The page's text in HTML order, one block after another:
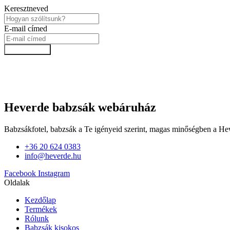
Keresztneved
E-mail címed
Heverde babzsák webáruház
Babzsákfotel, babzsák a Te igényeid szerint, magas minőségben a
+36 20 624 0383
info@heverde.hu
Facebook Instagram
Oldalak
Kezdőlap
Termékek
Rólunk
Babzsák kisokos